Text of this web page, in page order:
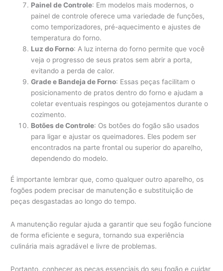
Painel de Controle: Em modelos mais modernos, o
painel de controle oferece uma variedade de funções,
como temporizadores, pré-aquecimento e ajustes de
temperatura do forno.
Luz do Forno: A luz interna do forno permite que você
veja o progresso de seus pratos sem abrir a porta,
evitando a perda de calor.
Grade e Bandeja de Forno: Essas peças facilitam o
posicionamento de pratos dentro do forno e ajudam a
coletar eventuais respingos ou gotejamentos durante o
cozimento.
Botões de Controle: Os botões do fogão são usados
para ligar e ajustar os queimadores. Eles podem ser
encontrados na parte frontal ou superior do aparelho,
dependendo do modelo.
É importante lembrar que, como qualquer outro aparelho, os
fogões podem precisar de manutenção e substituição de
peças desgastadas ao longo do tempo.
A manutenção regular ajuda a garantir que seu fogão funcione
de forma eficiente e segura, tornando sua experiência
culinária mais agradável e livre de problemas.
Portanto, conhecer as peças essenciais do seu fogão e cuidar